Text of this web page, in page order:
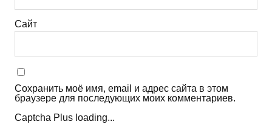
Сайт
Сохранить моё имя, email и адрес сайта в этом
браузере для последующих моих комментариев.
Captcha Plus loading...